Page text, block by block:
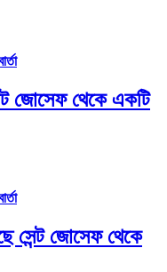
জোসেফ থেকে একটি
সেন্ট জোসেফ থেকে